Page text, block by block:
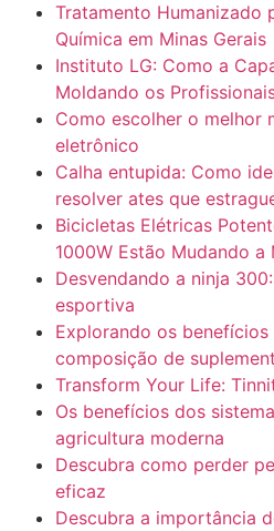
Tratamento Humanizado
Química em Minas Gerais
Instituto LG: Como a
Moldando os
Como escolher o melhor
eletrônico
Calha entupida: Como
resolver ates que
Bicicletas Elétricas
1000W Estão Mudando
Desvendando a ninja
esportiva
Explorando os
composição de
Transform Your Life:
Os benefícios dos
agricultura moderna
Descubra como perder
eficaz
Descubra a importância